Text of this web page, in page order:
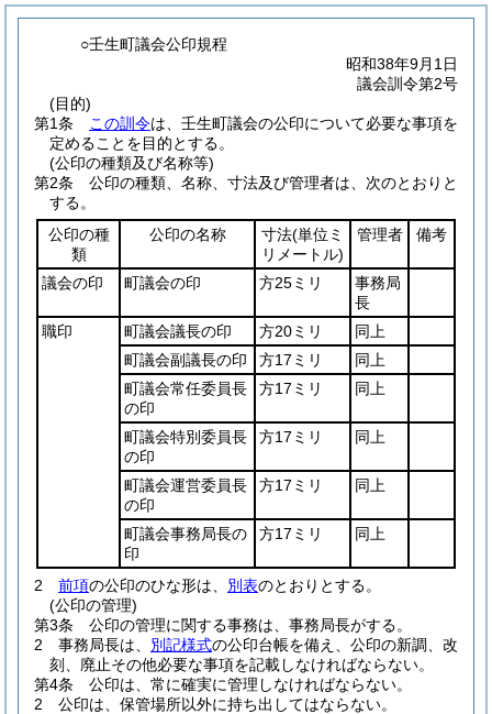
○壬生町議会公印規程
昭和38年9月1日
議会訓令第2号
(目的)
第1条
この訓令は、壬生町議会の公印について必要な事項を
定めることを目的とする。
(公印の種類及び名称等)
第2条
公印の種類、名称、寸法及び管理者は、次のとおりと
する。
公印の種
類
公印の名称 寸法(単位ミ
リメートル)
管理者 備考
議会の印 町議会の印 方25ミリ
事務局
長
職印
町議会議長の印 方20ミリ
同上
町議会副議長の印
方17ミリ
同上
町議会常任委員長
の印
方17ミリ 同上
町議会特別委員長
の印
方17ミリ 同上
町議会運営委員長
の印
方17ミリ 同上
町議会事務局長の
印
方17ミリ 同上
2 前項の公印のひな形は、 別表のとおりとする。
(公印の管理)
第3条
公印の管理に関する事務は、事務局長がする。
2
事務局長は、 別記様式の公印台帳を備え、公印の新調、改
刻、廃止その他必要な事項を記載しなければならない。
第4条
公印は、常に確実に管理しなければならない。
2
公印は、保管場所以外に持ち出してはならない。